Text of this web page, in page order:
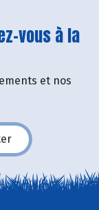
vous à la
et nos